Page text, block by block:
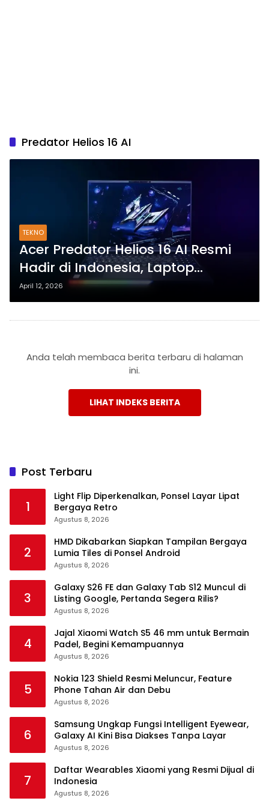
Predator Helios 16 AI
TEKNO
Acer Predator Helios 16 AI Resmi
Hadir di Indonesia, Laptop
Gaming Monster dengan RTX
5090
April 12, 2026
Anda telah membaca berita terbaru di halaman
ini.
LIHAT INDEKS BERITA
Post Terbaru
1
Light Flip Diperkenalkan, Ponsel Layar Lipat
Bergaya Retro
Agustus 8, 2026
2
HMD Dikabarkan Siapkan Tampilan Bergaya
Lumia Tiles di Ponsel Android
Agustus 8, 2026
3
Galaxy S26 FE dan Galaxy Tab S12 Muncul di
Listing Google, Pertanda Segera Rilis?
Agustus 8, 2026
4
Jajal Xiaomi Watch S5 46 mm untuk Bermain
Padel, Begini Kemampuannya
Agustus 8, 2026
5
Nokia 123 Shield Resmi Meluncur, Feature
Phone Tahan Air dan Debu
Agustus 8, 2026
6
Samsung Ungkap Fungsi Intelligent Eyewear,
Galaxy AI Kini Bisa Diakses Tanpa Layar
Agustus 8, 2026
7
Daftar Wearables Xiaomi yang Resmi Dijual di
Indonesia
Agustus 8, 2026